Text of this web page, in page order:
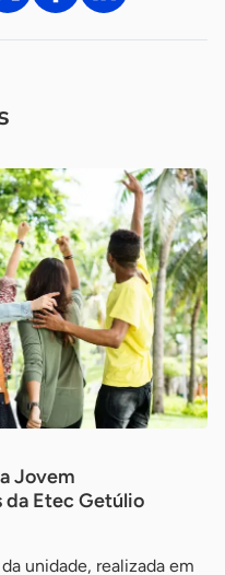
Jovem
da Etec Getúlio
unidade, realizada em